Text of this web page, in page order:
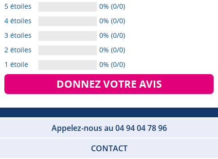
5 étoiles
0% (0/0)
4 étoiles
0% (0/0)
3 étoiles
0% (0/0)
2 étoiles
0% (0/0)
1 étoile
0% (0/0)
DONNEZ VOTRE AVIS
Appelez-nous au 04 94 04 78 96
CONTACT